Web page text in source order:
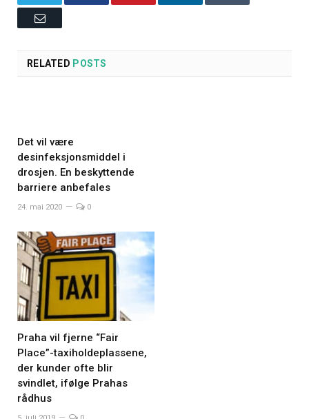
Email
RELATED POSTS
Det vil være
desinfeksjonsmiddel i
drosjen. En beskyttende
barriere anbefales
24. mai 2020 0
Praha vil fjerne “Fair
Place”-taxiholdeplassene,
der kunder ofte blir
svindlet, ifølge Prahas
rådhus